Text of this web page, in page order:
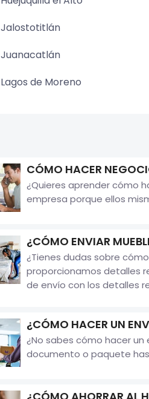
Jalostotitlán
Juanacatlán
Lagos de Moreno
CÓMO HACER
¿Quieres aprender cómo
empresa porque ellos
¿CÓMO ENVIAR
¿Tienes dudas sobre
proporcionamos detalles
de envío con los detalles
¿CÓMO HACER UN
¿No sabes cómo hacer
documento o paquete